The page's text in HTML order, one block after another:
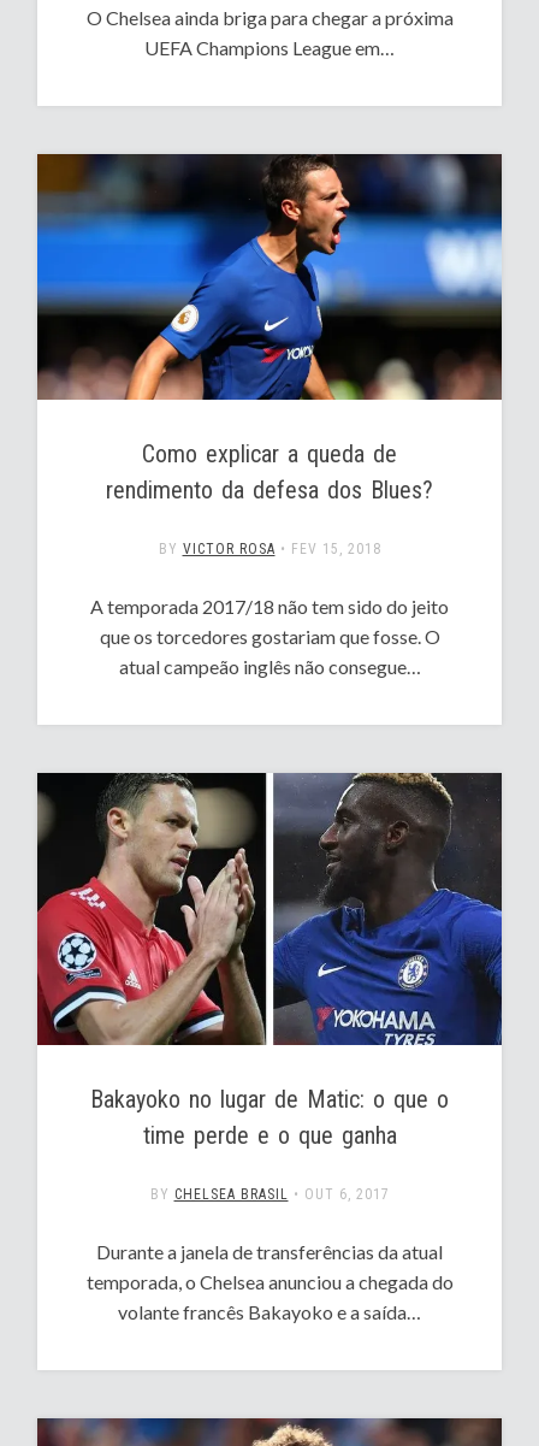
O Chelsea ainda briga para chegar a próxima
UEFA Champions League em…
Como explicar a queda de
rendimento da defesa dos Blues?
BY VICTOR ROSA • FEV 15, 2018
A temporada 2017/18 não tem sido do jeito
que os torcedores gostariam que fosse. O
atual campeão inglês não consegue…
Bakayoko no lugar de Matic: o que o
time perde e o que ganha
BY CHELSEA BRASIL • OUT 6, 2017
Durante a janela de transferências da atual
temporada, o Chelsea anunciou a chegada do
volante francês Bakayoko e a saída…